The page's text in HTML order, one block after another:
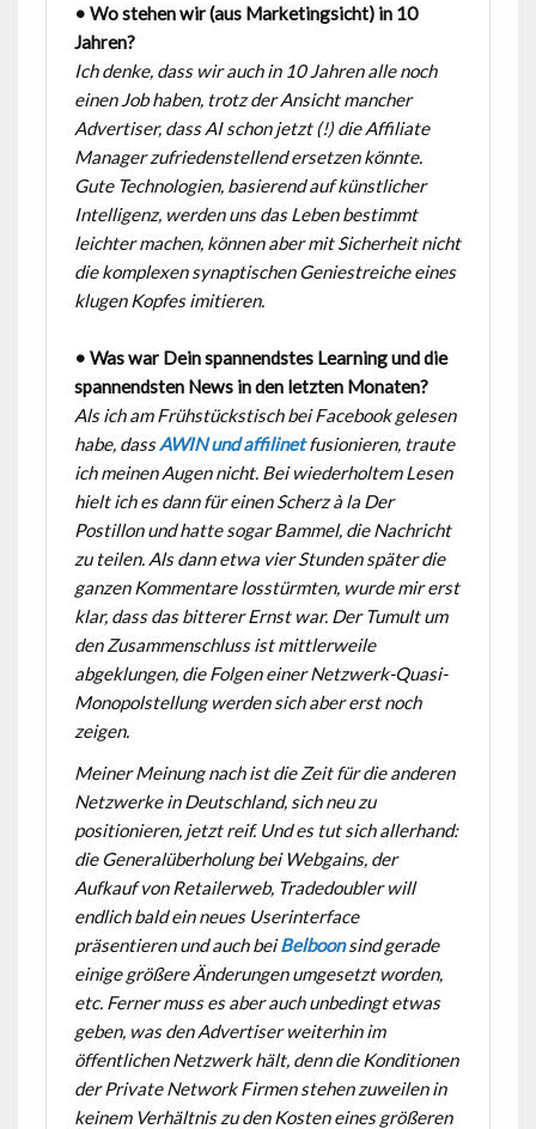
• Wo stehen wir (aus Marketingsicht) in 10
Jahren?
Ich denke, dass wir auch in 10 Jahren alle noch
einen Job haben, trotz der Ansicht mancher
Advertiser, dass AI schon jetzt (!) die Affiliate
Manager zufriedenstellend ersetzen könnte.
Gute Technologien, basierend auf künstlicher
Intelligenz, werden uns das Leben bestimmt
leichter machen, können aber mit Sicherheit nicht
die komplexen synaptischen Geniestreiche eines
klugen Kopfes imitieren.
• Was war Dein spannendstes Learning und die
spannendsten News in den letzten Monaten?
Als ich am Frühstückstisch bei Facebook gelesen
habe, dassAWIN und affilinetfusionieren, traute
ich meinen Augen nicht. Bei wiederholtem Lesen
hielt ich es dann für einen Scherz à la Der
Postillon und hatte sogar Bammel, die Nachricht
zu teilen. Als dann etwa vier Stunden später die
ganzen Kommentare losstürmten, wurde mir erst
klar, dass das bitterer Ernst war. Der Tumult um
den Zusammenschluss ist mittlerweile
abgeklungen, die Folgen einer Netzwerk-Quasi-
Monopolstellung werden sich aber erst noch
zeigen.
Meiner Meinung nach ist die Zeit für die anderen
Netzwerke in Deutschland, sich neu zu
positionieren, jetzt reif. Und es tut sich allerhand:
die Generalüberholung bei Webgains, der
Aufkauf von Retailerweb, Tradedoubler will
endlich bald ein neues Userinterface
präsentieren und auch beiBelboonsind gerade
einige größere Änderungen umgesetzt worden,
etc. Ferner muss es aber auch unbedingt etwas
geben, was den Advertiser weiterhin im
öffentlichen Netzwerk hält, denn die Konditionen
der Private Network Firmen stehen zuweilen in
keinem Verhältnis zu den Kosten eines größeren